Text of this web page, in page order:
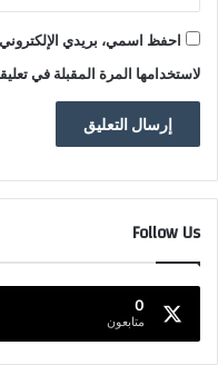
احفظ اسمي، بريدي
لاستخدامها المرة المقبلة في
Follow Us
0
متابعون